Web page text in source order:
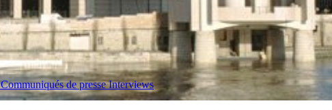
Communiqués de presse Interviews